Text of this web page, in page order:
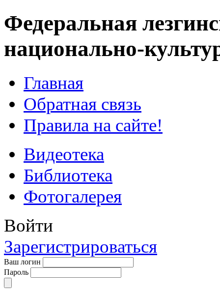
Федеральная
национально-
Главная
Обратная связь
Правила на сайте!
Видеотека
Библиотека
Фотогалерея
Войти
Зарегистрироваться
Ваш логин
Пароль